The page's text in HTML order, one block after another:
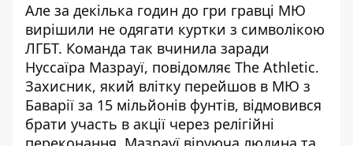
Але за декілька годин до гри гравці МЮ
вирішили не одягати куртки з символікою
ЛГБТ. Команда так вчинила заради
Нуссаїра Мазрауї, повідомляє The Athletic.
Захисник, який влітку перейшов в МЮ з
Баварії за 15 мільйонів фунтів, відмовився
брати участь в акції через релігійні